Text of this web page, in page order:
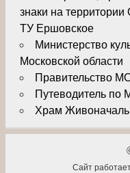
знаки на
ТУ Ершовское
Министерство
Московской области
Правительство
Путеводитель по
Храм
Сайт